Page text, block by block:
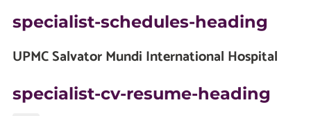
specialist-schedules-heading
UPMC Salvator Mundi International Hospital
specialist-cv-resume-heading